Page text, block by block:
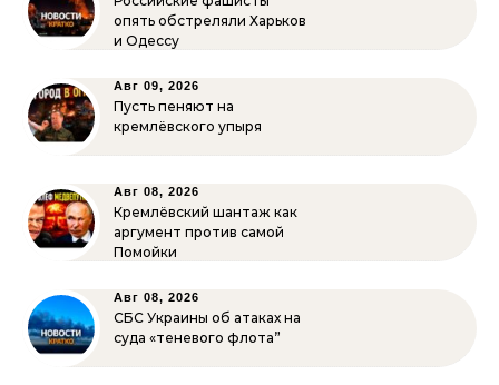
опять обстреляли Харьков
и Одессу
Авг 09, 2026
Пусть пеняют на
кремлёвского упыря
Авг 08, 2026
Кремлёвский шантаж как
аргумент против самой
Помойки
Авг 08, 2026
СБС Украины об атаках на
суда «теневого флота”